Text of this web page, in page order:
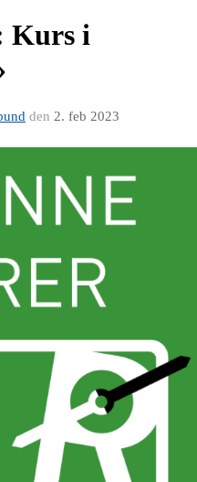
Kurs i
den 2. feb 2023